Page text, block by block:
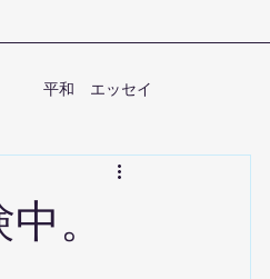
平和 エッセイ
。